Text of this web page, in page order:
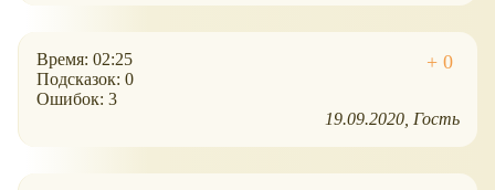
Время: 02:25
Подсказок: 0
Ошибок: 3
19.09.2020 Гость